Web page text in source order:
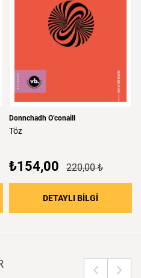
Donnchadh O’conaill
Töz
₺154,00 220,00 ₺
DETAYLI BİLGİ